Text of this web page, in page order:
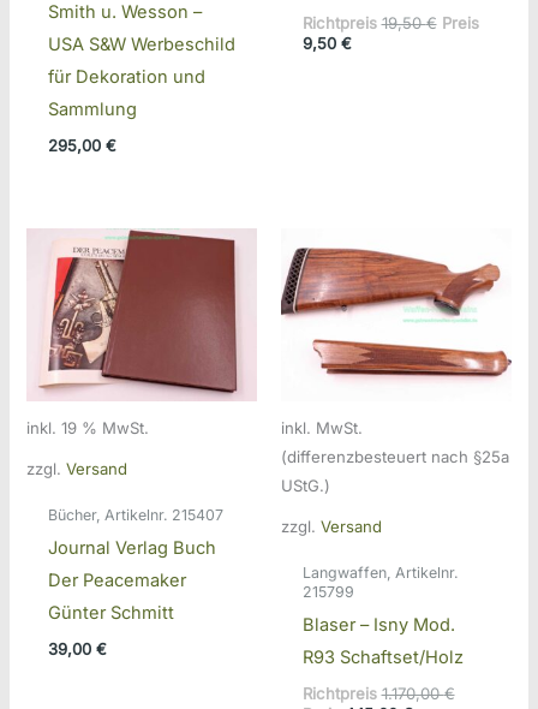
Smith u. Wesson –
USA S&W Werbeschild
für Dekoration und
Sammlung
295,00 €
Richtpreis 19,50€ Preis
9,50 €Aktueller
inkl. 19 % MwSt.
zzgl.Versand
Bücher, Artikelnr. 215407
Journal Verlag Buch
Der Peacemaker
Günter Schmitt
39,00 €
inkl. MwSt.
(differenzbesteuert nach §25a
UStG.)
zzgl. Versand
Langwaffen, Artikelnr.
215799
Blaser – Isny Mod.
R93 Schaftset/Holz
Richtpreis 1.170,00€